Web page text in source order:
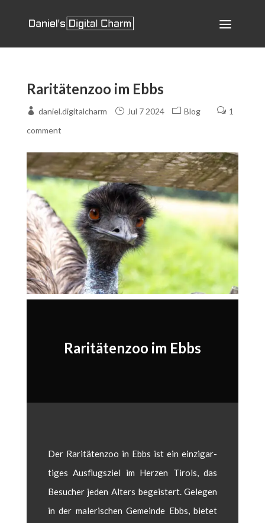
Raritätenzoo im Ebbs
daniel.digitalcharm Jul 7 2024 Blog
1
comment
Raritätenzoo im Ebbs
Der Rar­itäten­zoo in Ebbs ist ein einzi­gar­
tiges Aus­flugsziel im Herzen Tirols, das
Besuch­er jeden Alters begeis­tert. Gele­gen
in der malerischen Gemeinde Ebbs, bietet